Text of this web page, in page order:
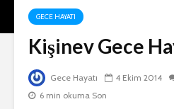
GECE HAYATI
Kişinev Gece
Gece Hayatı 4 Ekim 2014
6 min okuma Son